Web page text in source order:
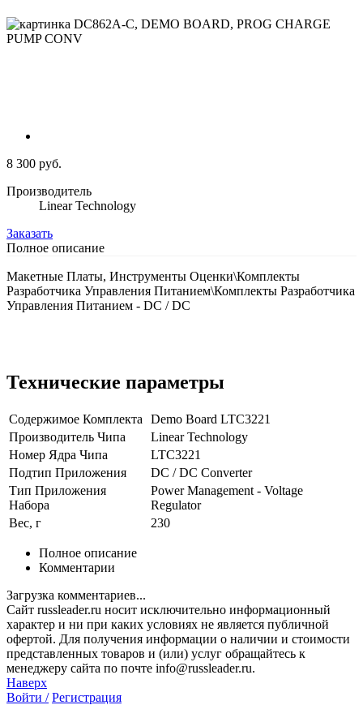
8 300 руб.
Производитель
Linear Technology
Заказать
Полное описание
Макетные Платы, Инструменты Оценки\Комплекты
Разработчика Управления Питанием\Комплекты Разработчика
Управления Питанием - DC / DC
Технические параметры
Содержимое Комплекта
Demo Board LTC3221
Производитель Чипа
Linear Technology
Номер Ядра Чипа
LTC3221
Подтип Приложения
DC / DC Converter
Тип Приложения
Набора
Power Management - Voltage
Regulator
Вес, г
230
Полное описание
Комментарии
Загрузка комментариев...
Сайт russleader.ru носит исключительно информационный
характер и ни при каких условиях не является публичной
офертой. Для получения информации о наличии и стоимости
представленных товаров и (или) услуг обращайтесь к
менеджеру сайта по почте info@russleader.ru.
Наверх
Войти / Регистрация